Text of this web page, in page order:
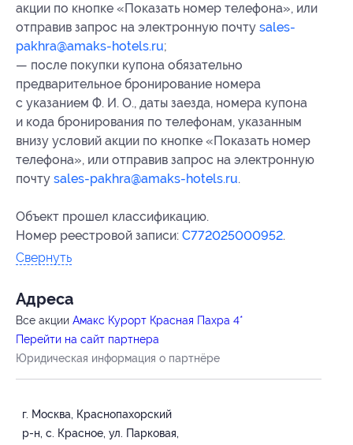
акции по кнопке «Показать номер телефона», или
отправив запрос на электронную почту sales-
pakhra@amaks-hotels.ru;
— после покупки купона обязательно
предварительное бронирование номера
с указанием Ф. И. О., даты заезда, номера купона
и кода бронирования по телефонам, указанным
внизу условий акции по кнопке «Показать номер
телефона», или отправив запрос на электронную
почту sales-pakhra@amaks-hotels.ru.
Объект прошел классификацию.
Номер реестровой записи: С772025000952.
Свернуть
Адресa
Все акции Амакс Курорт ‎Красная Пахра 4*
Перейти на сайт партнера
Юридическая информация о партнёре
г. Москва, Краснопахорский
р-н, с. Красное, ул. Парковая,